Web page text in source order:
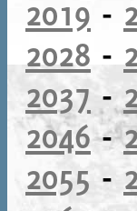
2019 -
2028 -
2037 -
2046-
2055 -